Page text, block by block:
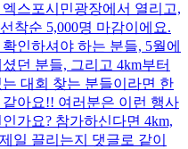
스포시민광장에서 열리고,
착순 5,000명 마감이에요.
인하셔야 하는 분들, 5월에
던 분들, 그리고 4km부터
대회 찾는 분들이라면 한
아요!! 여러분은 이런 행사
가요? 참가하신다면 4km,
일 끌리는지 댓글로 같이